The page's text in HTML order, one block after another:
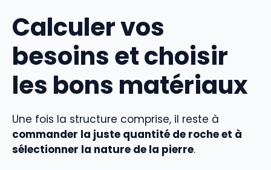
Calculer vos
besoins et choisir
les bons matériaux
Une fois la structure comprise, il reste à
commander la juste quantité de roche et à
sélectionner la nature de la pierre.